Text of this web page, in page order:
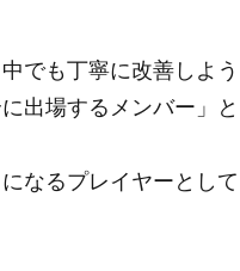
でも丁寧に改善しよ
出場するメンバー」
なるプレイヤーとし